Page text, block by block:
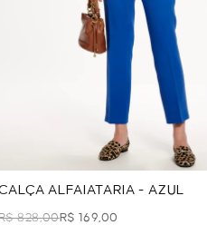
ALFAIATARIA - AZUL
828,00R$ 169,00